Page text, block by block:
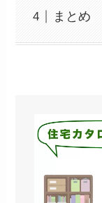
まとめ